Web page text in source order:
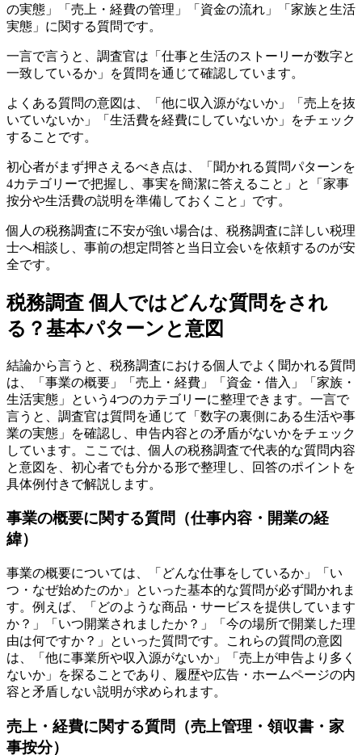
の実態」「売上・経費の管理」「資金の流れ」「家族と生活
実態」に関する質問です。
一言で言うと、調査官は「仕事と生活のストーリーが数字と
一致しているか」を質問を通じて確認しています。
よくある質問の意図は、「他に収入源がないか」「売上を抜
いていないか」「生活費を経費にしていないか」をチェック
することです。
初心者がまず押さえるべき点は、「聞かれる質問パターンを
4カテゴリーで把握し、事実を簡潔に答えること」と「家事
按分や生活費の説明を準備しておくこと」です。
個人の税務調査に不安が強い場合は、税務調査に詳しい税理
士へ相談し、事前の想定問答と当日立会いを依頼するのが安
全です。
税務調査 個人ではどんな質問をされ
る？基本パターンと意図
結論から言うと、税務調査における個人でよく聞かれる質問
は、「事業の概要」「売上・経費」「資金・借入」「家族・
生活実態」という4つのカテゴリーに整理できます。一言で
言うと、調査官は質問を通じて「数字の裏側にある生活や事
業の実態」を確認し、申告内容との矛盾がないかをチェック
しています。ここでは、個人の税務調査で代表的な質問内容
と意図を、初心者でも分かる形で整理し、回答のポイントを
具体例付きで解説します。
事業の概要に関する質問（仕事内容・開業の経
緯）
事業の概要については、「どんな仕事をしているか」「い
つ・なぜ始めたのか」といった基本的な質問が必ず聞かれま
す。例えば、「どのような商品・サービスを提供しています
か？」「いつ開業されましたか？」「今の場所で開業した理
由は何ですか？」といった質問です。これらの質問の意図
は、「他に事業所や収入源がないか」「売上が申告より多く
ないか」を探ることであり、履歴や広告・ホームページの内
容と矛盾しない説明が求められます。
売上・経費に関する質問（売上管理・領収書・家
事按分）